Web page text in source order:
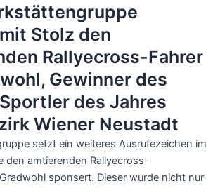
Stolz den
Rallyecross-Fahrer
Gewinner des
des Jahres
Wiener Neustadt
setzt ein weiteres Ausrufezeichen im
den amtierenden Rallyecross-
sponsert. Dieser wurde nicht nur